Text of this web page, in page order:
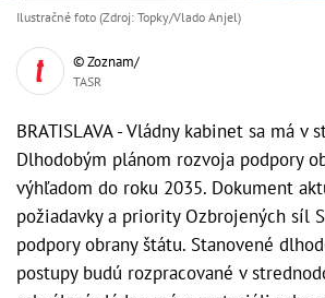
Ilustračné foto (Zdroj: Topky/Vlado Anjel)
© Zoznam/
TASR
BRATISLAVA - Vládny kabinet sa má v
Dlhodobým plánom rozvoja podpory
výhľadom do roku 2035. Dokument
požiadavky a priority Ozbrojených síl
podpory obrany štátu. Stanovené
postupy budú rozpracované v